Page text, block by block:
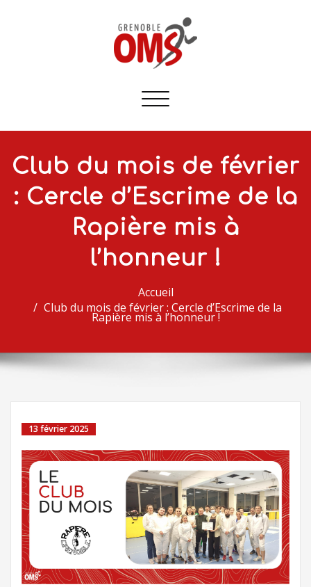
Afficher/masquer
navigation
Club du mois de février
: Cercle d’Escrime de la
Rapière mis à
l’honneur !
Accueil
Club du mois de février : Cercle d’Escrime de la
Rapière mis à l’honneur !
13 février 2025